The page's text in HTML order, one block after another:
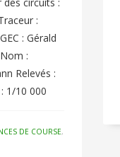
:
: Gérald
:
Relevés :
1/10 000
DE COURSE,